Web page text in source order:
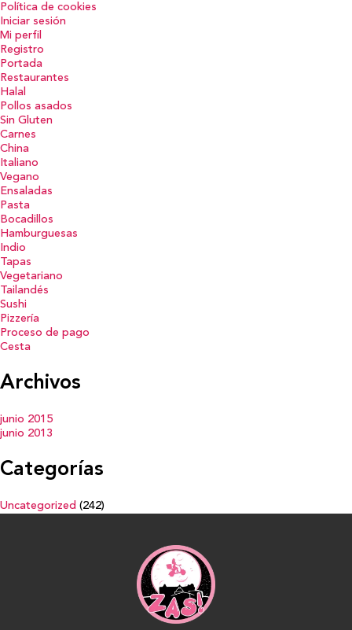
Política de cookies
Iniciar sesión
Mi perfil
Registro
Portada
Restaurantes
Halal
Pollos asados
Sin Gluten
Carnes
China
Italiano
Vegano
Ensaladas
Pasta
Bocadillos
Hamburguesas
Indio
Tapas
Vegetariano
Tailandés
Sushi
Pizzería
Proceso de pago
Cesta
Archivos
junio 2015
junio 2013
Categorías
Uncategorized (242)